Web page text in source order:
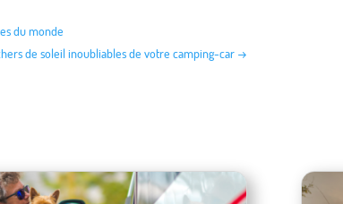
du monde
de soleil inoubliables de votre camping-car →